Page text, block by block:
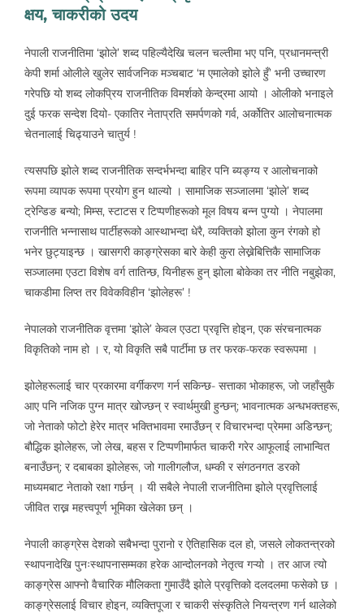
क्षय, चाकरीको उदय
नेपाली राजनीतिमा ‘झोले’ शब्द पहिल्यैदेखि चलन चल्तीमा भए पनि, प्रधानमन्त्री
केपी शर्मा ओलीले खुलेर सार्वजनिक मञ्चबाट ‘म एमालेको झोले हुँ’ भनी उच्चारण
गरेपछि यो शब्द लोकप्रिय राजनीतिक विमर्शको केन्द्रमा आयो । ओलीको भनाइले
दुई फरक सन्देश दियो- एकातिर नेताप्रति समर्पणको गर्व, अर्कोतिर आलोचनात्मक
चेतनालाई चिढ्याउने चातुर्य !
त्यसपछि झोले शब्द राजनीतिक सन्दर्भभन्दा बाहिर पनि ब्यङ्ग्य र आलोचनाको
रूपमा व्यापक रूपमा प्रयोग हुन थाल्यो । सामाजिक सञ्जालमा ‘झोले’ शब्द
ट्रेन्डिङ बन्यो; मिम्स, स्टाटस र टिप्पणीहरूको मूल विषय बन्न पुग्यो । नेपालमा
राजनीति भन्नासाथ पार्टीहरूको आस्थाभन्दा धेरै, व्यक्तिको झोला कुन रंगको हो
भनेर छुट्याइन्छ । खासगरी काङ्ग्रेसका बारे केही कुरा लेख्नेबित्तिकै सामाजिक
सञ्जालमा एउटा विशेष वर्ग तातिन्छ, यिनीहरू हुन् झोला बोकेका तर नीति नबुझेका,
चाकडीमा लिप्त तर विवेकविहीन ‘झोलेहरू’ !
नेपालको राजनीतिक वृत्तमा ‘झोले’ केवल एउटा प्रवृत्ति होइन, एक संरचनात्मक
विकृतिको नाम हो । र, यो विकृति सबै पार्टीमा छ तर फरक-फरक स्वरूपमा ।
झोलेहरूलाई चार प्रकारमा वर्गीकरण गर्न सकिन्छ- सत्ताका भोकाहरू, जो जहाँसुकै
आए पनि नजिक पुग्न मात्र खोज्छन् र स्वार्थमुखी हुन्छन्; भावनात्मक अन्धभक्तहरू,
जो नेताको फोटो हेरेर मात्र भक्तिभावमा रमाउँछन् र विचारभन्दा प्रेममा अडिन्छन्;
बौद्धिक झोलेहरू, जो लेख, बहस र टिप्पणीमार्फत चाकरी गरेर आफूलाई लाभान्वित
बनाउँछन्; र दबाबका झोलेहरू, जो गालीगलौज, धम्की र संगठनगत डरको
माध्यमबाट नेताको रक्षा गर्छन् । यी सबैले नेपाली राजनीतिमा झोले प्रवृत्तिलाई
जीवित राख्न महत्त्वपूर्ण भूमिका खेलेका छन् ।
नेपाली काङ्ग्रेस देशको सबैभन्दा पुरानो र ऐतिहासिक दल हो, जसले लोकतन्त्रको
स्थापनादेखि पुनःस्थापनासम्मका हरेक आन्दोलनको नेतृत्व गऱ्यो । तर आज त्यो
काङ्ग्रेस आफ्नो वैचारिक मौलिकता गुमाउँदै झोले प्रवृत्तिको दलदलमा फसेको छ ।
काङ्ग्रेसलाई विचार होइन, व्यक्तिपूजा र चाकरी संस्कृतिले नियन्त्रण गर्न थालेको